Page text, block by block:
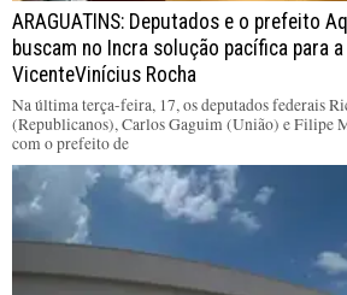
ARAGUATINS: Deputados e o prefeito
buscam no Incra solução pacífica para a
VicenteVinícius Rocha
Na última terça-feira, 17, os deputados federais
(Republicanos), Carlos Gaguim (União) e Filipe
com o prefeito de